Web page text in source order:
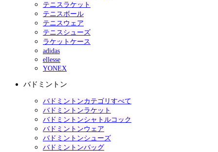
テニスラケット
テニスボール
テニスウェア
テニスシューズ
ラケットケース
adidas
ellesse
YONEX
バドミントン
バドミントンカテゴリすべて
バドミントンラケット
バドミントンシャトルコック
バドミントンウェア
バドミントンシューズ
バドミントンバッグ